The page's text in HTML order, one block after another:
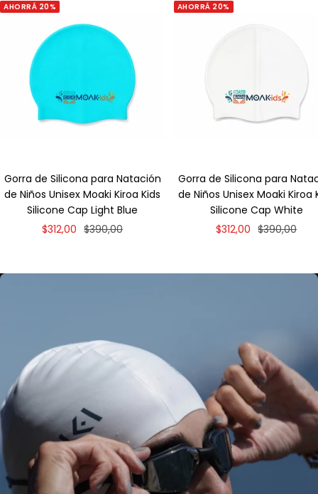
AHORRÁ 20%
Gorra de Silicona para Natación
de Niños Unisex Moaki Kiroa Kids
Silicone Cap Light Blue
Precio
$312,00 Precio
$390,00
AHORRÁ 20%
Gorra de Silicona para
de Niños Unisex Moaki Kiroa
Silicone Cap White
Precio
$312,00 Precio
$390,00